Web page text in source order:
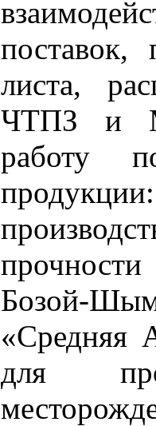
поставок,
листа,
ЧТПЗ и
работу
Бозой-
«Средняя
для